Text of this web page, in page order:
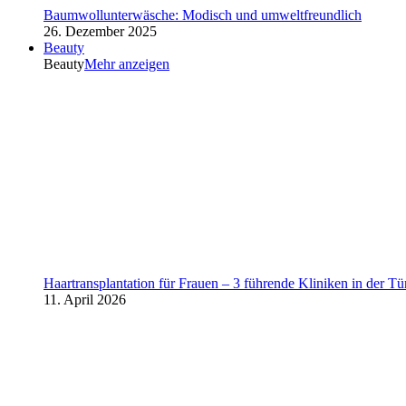
Baumwollunterwäsche: Modisch und umweltfreundlich
26. Dezember 2025
Beauty
BeautyMehr anzeigen
Haartransplantation für Frauen – 3 führende Kliniken in der
11. April 2026